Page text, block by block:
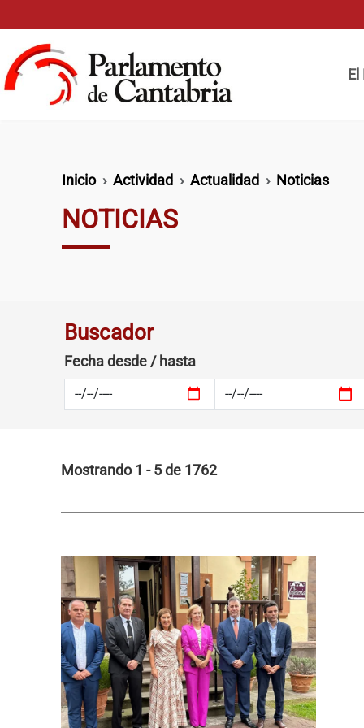
Ruta de navegación
Inicio Actividad Actualidad Noticias
NOTICIAS
Buscador
Fecha desde / hasta
Mostrando 1 - 5 de 1762